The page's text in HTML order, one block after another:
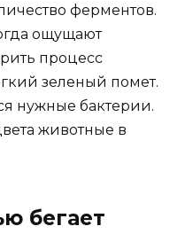
ферментов.
ощущают
процесс
зеленый помет.
нужные бактерии.
животные в
бегает